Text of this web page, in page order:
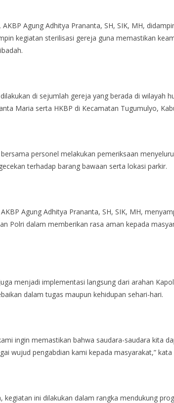
Agung Adhitya Prananta, SH, SIK, MH,
kegiatan sterilisasi gereja guna memastikan
di sejumlah gereja yang berada di wilayah
Maria serta HKBP di Kecamatan Tugumulyo,
personel melakukan pemeriksaan
terhadap barang bawaan serta lokasi parkir.
Agung Adhitya Prananta, SH, SIK, MH,
Polri dalam memberikan rasa aman kepada
menjadi implementasi langsung dari arahan
dalam tugas maupun kehidupan sehari-hari.
ingin memastikan bahwa saudara-saudara kita
wujud pengabdian kami kepada masyarakat,” kata
kegiatan ini dilakukan dalam rangka mendukung